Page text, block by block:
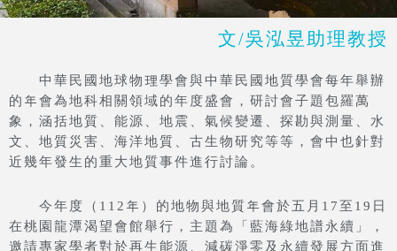
文/吳泓昱助理教授
中華民國地球物理學會與中華民國地質學會每年舉辦
的年會為地科相關領域的年度盛會，研討會子題包羅萬
象，涵括地質、能源、地震、氣候變遷、探勘與測量、水
文、地質災害、海洋地質、古生物研究等等，會中也針對
近幾年發生的重大地質事件進行討論。
今年度（112年）的地物與地質年會於五月17至19日
在桃園龍潭渴望會館舉行，主題為「藍海綠地譜永續」，
邀請專家學者對於再生能源、減碳淨零及永續發展方面進